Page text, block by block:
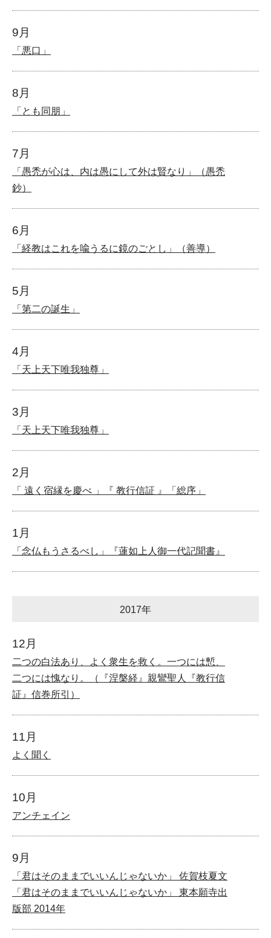
9月
「悪口」
8月
「とも同朋」
7月
「愚禿が心は、内は愚にして外は賢なり」（愚禿
鈔）
6月
「経教はこれを喩うるに鏡のごとし」（善導）
5月
「第二の誕生」
4月
「天上天下唯我独尊」
3月
「天上天下唯我独尊」
2月
「 遠く宿縁を慶べ 」『 教行信証 』「総序」
1月
「念仏もうさるべし」『蓮如上人御一代記聞書』
2017年
12月
二つの白法あり、よく衆生を救く。一つには慙、
二つには愧なり。（『涅槃経』親鸞聖人『教行信
証』信巻所引）
11月
よく聞く
10月
アンチェイン
9月
「君はそのままでいいんじゃないか」 佐賀枝夏文
「君はそのままでいいんじゃないか」 東本願寺出
版部 2014年